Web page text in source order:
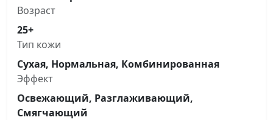
Возраст
25+
Тип кожи
Сухая, Нормальная, Комбинированная
Эффект
Освежающий, Разглаживающий,
Смягчающий